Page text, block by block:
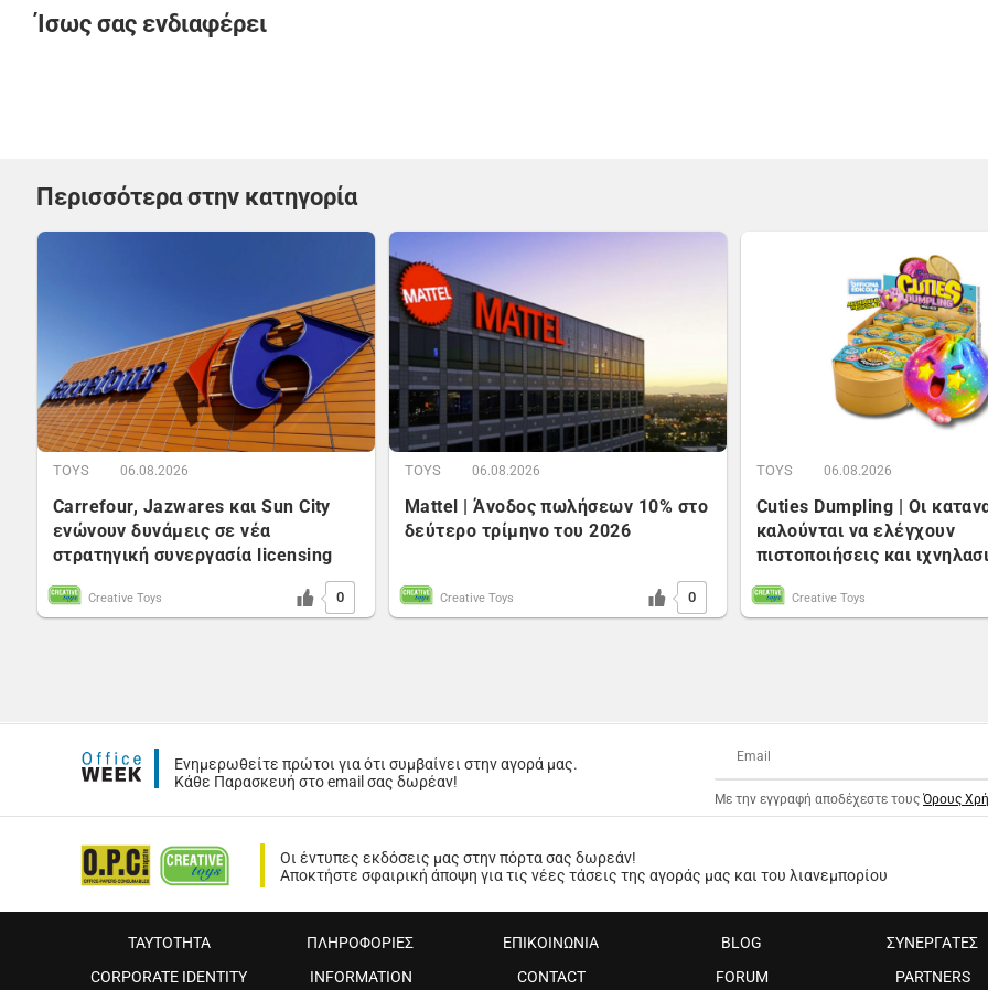
Ίσως σας ενδιαφέρει
Περισσότερα στην κατηγορία
TOYS 06.08.2026
Carrefour, Jazwares και Sun City
ενώνουν δυνάμεις σε νέα
στρατηγική συνεργασία licensing
Creative Toys 0
TOYS 06.08.2026
Mattel | Άνοδος πωλήσεων 10% στο
δεύτερο τρίμηνο του 2026
Creative Toys 0
TOYS 06.08.2026
Cuties Dumpling | Οι
καλούνται να ελέγχουν
πιστοποιήσεις και
Creative Toys
Ενημερωθείτε πρώτοι για ότι συμβαίνει στην αγορά μας.
Κάθε Παρασκευή στο email σας δωρέαν!
Με την εγγραφή αποδέχεστε τους Όρους
Οι έντυπες εκδόσεις μας στην πόρτα σας δωρεάν!
Αποκτήστε σφαιρική άποψη για τις νέες τάσεις της αγοράς μας και του λιανεμπορίου
ΤΑΥΤΟΤΗΤΑ ΠΛΗΡΟΦΟΡΙΕΣ ΕΠΙΚΟΙΝΩΝΙΑ BLOG
ΣΥΝΕΡΓΑΤΕΣ
CORPORATE IDENTITY
INFORMATION CONTACT FORUM PARTNERS